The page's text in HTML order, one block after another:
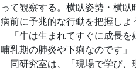
って観察する。横臥姿勢・横
病前に予兆的な行動を把握しよ
「牛は生まれてすぐに成長を
哺乳期の肺炎や下痢なのです」
同研究室は、「現場で学び、